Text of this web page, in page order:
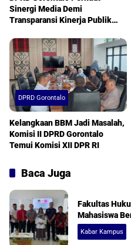
Sinergi Media Demi
Transparansi Kinerja Publik
DPRD Gorontalo
Kelangkaan BBM Jadi Masalah,
Komisi II DPRD Gorontalo
Temui Komisi XII DPR RI
Baca Juga
Fakultas
Mahasiswa
Kabar Kampus